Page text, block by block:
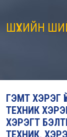
ШҮҮХИЙН
ГЭМТ ХЭРЭГ
ТЕХНИК
ХЭРЭГТ
ТЕХНИК,